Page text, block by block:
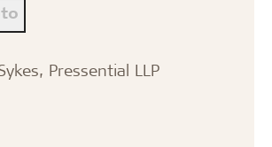
Pressential LLP